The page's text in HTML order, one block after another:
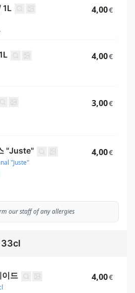
1L 4,00€
4,00€
3,00€
"Juste"
"Juste"
4,00€
our staff of any allergies
33cl
이드 4,00€